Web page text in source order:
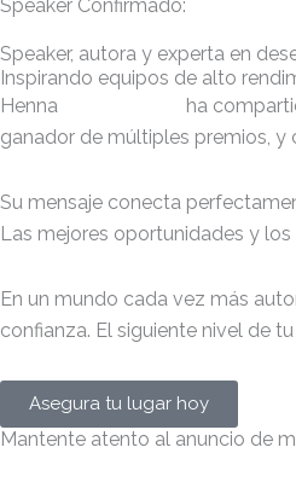
Speaker Confirmado:
Speaker, autora y experta en
Inspirando equipos de alto
Henna
ha
ganador de múltiples premios, y
Su mensaje conecta
Las mejores oportunidades y
En un mundo cada vez más
confianza. El siguiente nivel de
Asegura tu lugar hoy
Mantente atento al anuncio de